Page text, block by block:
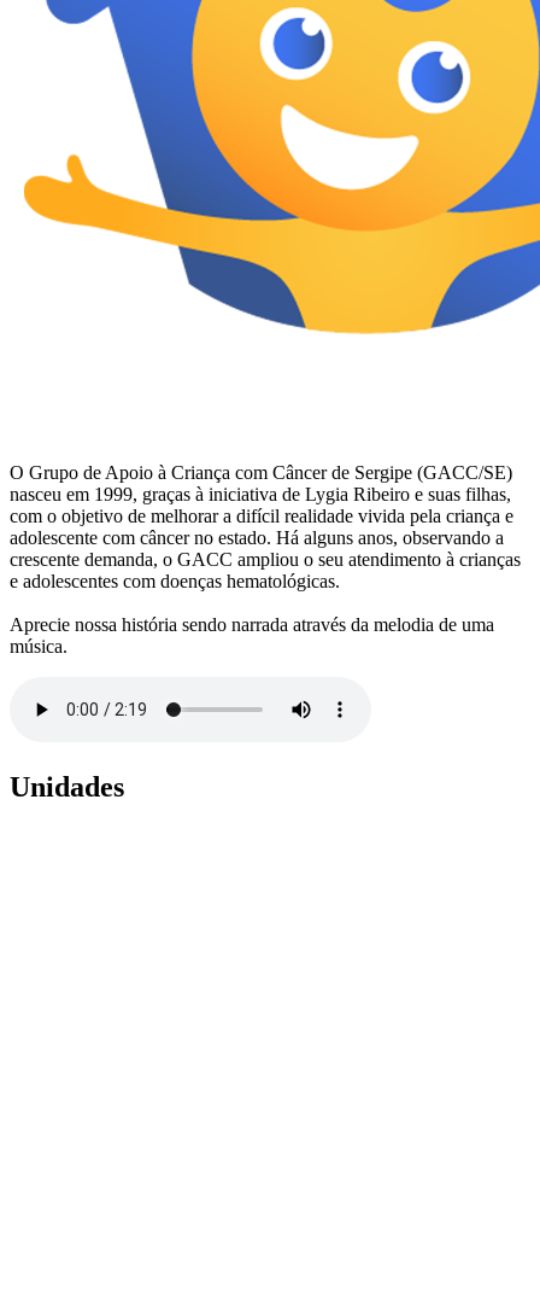
O Grupo de Apoio à Criança com Câncer de Sergipe (GACC/SE)
nasceu em 1999, graças à iniciativa de Lygia Ribeiro e suas filhas,
com o objetivo de melhorar a difícil realidade vivida pela criança e
adolescente com câncer no estado. Há alguns anos, observando a
crescente demanda, o GACC ampliou o seu atendimento à crianças
e adolescentes com doenças hematológicas.
Aprecie nossa história sendo narrada através da melodia de uma
música.
Unidades